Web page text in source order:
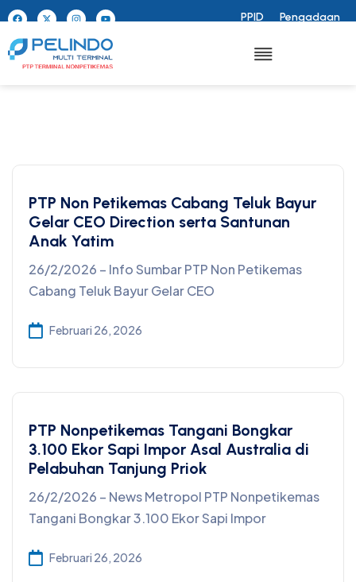
PPID Pengadaan
PTP Non Petikemas Cabang Teluk Bayur
Gelar CEO Direction serta Santunan
Anak Yatim
26/2/2026 – Info Sumbar PTP Non Petikemas
Cabang Teluk Bayur Gelar CEO
Februari 26, 2026
PTP Nonpetikemas Tangani Bongkar
3.100 Ekor Sapi Impor Asal Australia di
Pelabuhan Tanjung Priok
26/2/2026 – News Metropol PTP Nonpetikemas
Tangani Bongkar 3.100 Ekor Sapi Impor
Februari 26, 2026